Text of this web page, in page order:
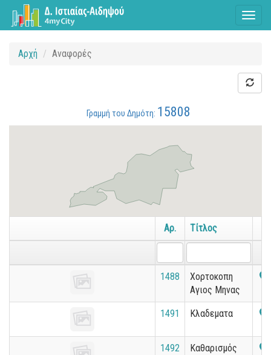
Αρχή Αναφορές
Γραμμή του Δημότη: 15808
Αρ. Τίτλος
1488
Χορτοκοπη
Αγιος Μηνας
1491 Κλαδεματα
1492
Καθαρισμός